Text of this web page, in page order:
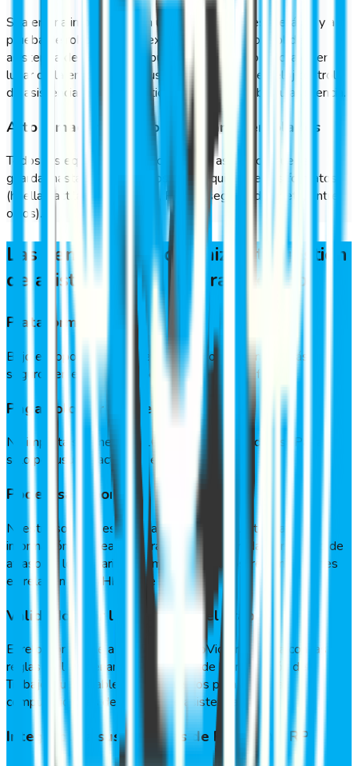
Sea en una impresora o en un gabinete (que es metálico y a
prueba de robos y daños externos), el reloj control de
asistencia de GeoVictoria puede ser instalado en cualquier
lugar de la empresa. Si el usuario lo necesita, el reloj control
de asistencia imprimirá un ticket que comprueba su asistencia.
Alto almacenamiento de usuarios enrolados
Todos los equipos de reloj control de asistencia pueden
guardar hasta 10 mil usuarios en cualquiera de sus formatos
(huella dactilar, palma, facial, PIN de seguridad, tarjeta, entre
otros).
Las ventajas que optimizan tu gestión
de asistencia y te ahorran tiempo
Plataforma en la nube
Bajo el soporte de uno de los servicios en la nube más
seguros en el mundo como Azure de Microsoft.
Paga solo por lo que usas
No importa si tienes 10, 100 o 1000 trabajadores. ¡Pagas
sólo por usuario activo en el sistema!
Poderosa reportería
Nuestra solución está desarrollada para que tengas
información en línea de: horas extras generadas, promedio de
atraso de los usuarios, permisos otorgados, remuneraciones
en relación a HH/HH, entre otros.
Validados por la Dirección del Trabajo
El reloj control de asistencia de GeoVictoria, opera con las
reglas de la ordenanza n°1140/27 de la Inspección del
Trabajo, que establece los requisitos para sistemas
computacionales de registro de asistencia.
Integrable a sus sistemas de RR.HH. Y ERP